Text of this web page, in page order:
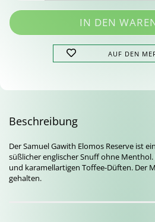
AUF DEN
Beschreibung
Der Samuel Gawith Elomos Reserve ist
süßlicher englischer Snuff ohne
und karamellartigen Toffee-Düften. Der
gehalten.